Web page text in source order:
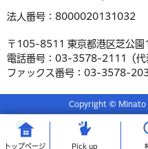
トップページ Pick up
法人番号：8000020131032
〒105-8511 東京都港区芝公園
電話番号：03-3578-2111（代
ファックス番号：03-3578-
Copyright © Minato